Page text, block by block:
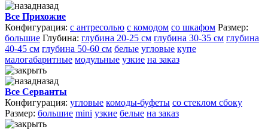
назад
Все Прихожие
Конфигурация: с антресолью с комодом со шкафом Размер:
большие Глубина: глубина 20-25 см глубина 30-35 см глубина
40-45 см глубина 50-60 см белые угловые купе
малогабаритные модульные узкие на заказ
назад
Все Серванты
Конфигурация: угловые комоды-буфеты со стеклом сбоку
Размер: большие mini узкие белые на заказ